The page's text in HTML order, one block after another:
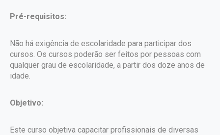
Pré-requisitos:
Não há exigência de escolaridade para participar dos
cursos. Os cursos poderão ser feitos por pessoas com
qualquer grau de escolaridade, a partir dos doze anos de
idade.
Objetivo:
Este curso objetiva capacitar profissionais de diversas